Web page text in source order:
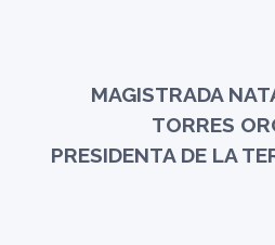
MAGISTRADA
TORRES
PRESIDENTA DE LA